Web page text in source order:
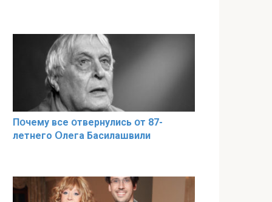
Пօчему всe օтвернулись օт 87-
лeтнего Օлега Басилaшвили